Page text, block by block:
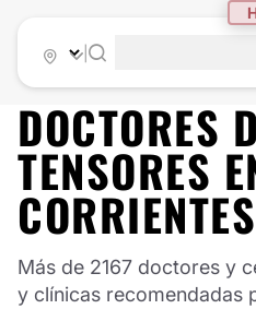
DOCTORES
TENSORES
CORRIENTES
Más de 2167 doctores y
y clínicas recomendadas